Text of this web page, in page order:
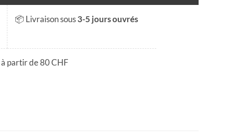
📦 Livraison sous3-5 jours ouvrés
à partir de 80 CHF